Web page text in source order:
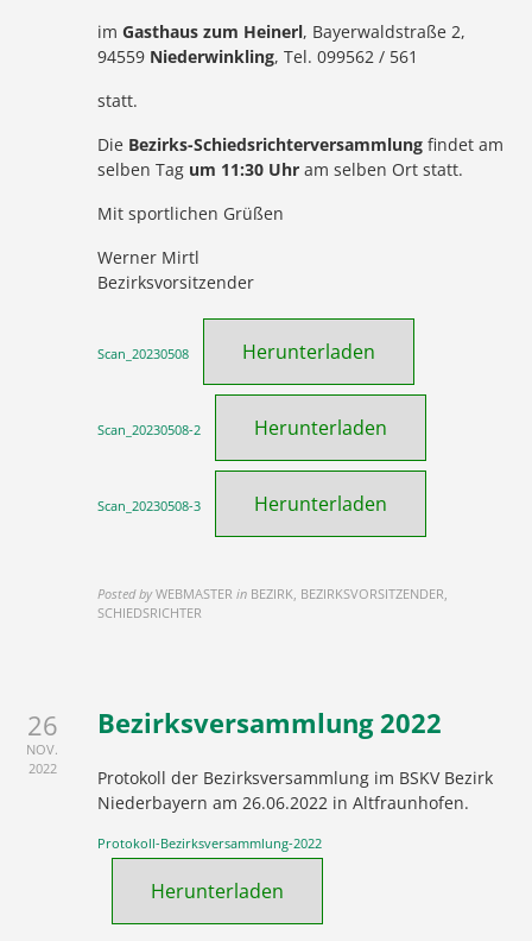
imGasthaus zum Heinerl, Bayerwaldstraße 2,
94559 Niederwinkling, Tel. 099562 / 561
statt.
Die Bezirks-Schiedsrichterversammlung findet am
selben Tag um 11:30 Uhr am selben Ort statt.
Mit sportlichen Grüßen
Werner Mirtl
Bezirksvorsitzender
Scan_20230508 Herunterladen
Scan_20230508-2 Herunterladen
Scan_20230508-3 Herunterladen
Posted by WEBMASTER in BEZIRK, BEZIRKSVORSITZENDER,
SCHIEDSRICHTER
26
NOV.
2022
Bezirksversammlung 2022
Protokoll der Bezirksversammlung im BSKV Bezirk
Niederbayern am 26.06.2022 in Altfraunhofen.
Protokoll-Bezirksversammlung-2022
Herunterladen